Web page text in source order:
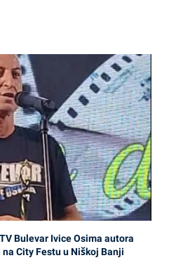
Bulevar Ivice Osima autora
City Festu u Niškoj Banji